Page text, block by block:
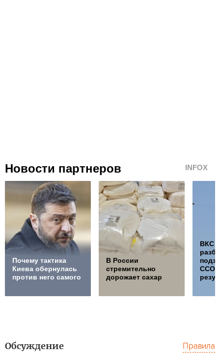
Новости партнеров INFOX
Почему тактика
Киева обернулась
против него самого
В России
стремительно
дорожает сахар
ВКС
ССО,
Обсуждение Правила